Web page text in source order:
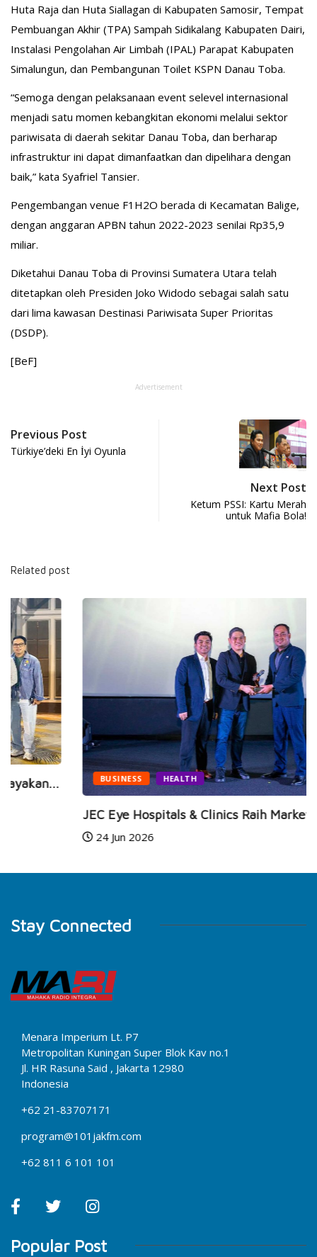
Huta Raja dan Huta Siallagan di Kabupaten Samosir, Tempat
Pembuangan Akhir (TPA) Sampah Sidikalang Kabupaten Dairi,
Instalasi Pengolahan Air Limbah (IPAL) Parapat Kabupaten
Simalungun, dan Pembangunan Toilet KSPN Danau Toba.
“Semoga dengan pelaksanaan event selevel internasional
menjadi satu momen kebangkitan ekonomi melalui sektor
pariwisata di daerah sekitar Danau Toba, dan berharap
infrastruktur ini dapat dimanfaatkan dan dipelihara dengan
baik,” kata Syafriel Tansier.
Pengembangan venue F1H2O berada di Kecamatan Balige,
dengan anggaran APBN tahun 2022-2023 senilai Rp35,9
miliar.
Diketahui Danau Toba di Provinsi Sumatera Utara telah
ditetapkan oleh Presiden Joko Widodo sebagai salah satu
dari lima kawasan Destinasi Pariwisata Super Prioritas
(DSDP).
[BeF]
Advertisement
Previous Post
Türkiye’deki En İyi Oyunla
Next Post
Ketum PSSI: Kartu Merah
untuk Mafia Bola!
Related post
BUSINESS HEALTH
JEC Eye Hospitals & Clinics Raih Marketeers...
24 Jun 2026
Stay Connected
Menara Imperium Lt. P7
Metropolitan Kuningan Super Blok Kav no.1
Jl. HR Rasuna Said , Jakarta 12980
Indonesia
+62 21-83707171
program@101jakfm.com
+62 811 6 101 101
Popular Post